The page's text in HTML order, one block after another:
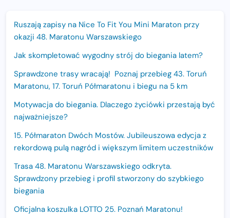
Ruszają zapisy na Nice To Fit You Mini Maraton przy
okazji 48. Maratonu Warszawskiego
Jak skompletować wygodny strój do biegania latem?
Sprawdzone trasy wracają! Poznaj przebieg 43. Toruń
Maratonu, 17. Toruń Półmaratonu i biegu na 5 km
Motywacja do biegania. Dlaczego życiówki przestają być
najważniejsze?
15. Półmaraton Dwóch Mostów. Jubileuszowa edycja z
rekordową pulą nagród i większym limitem uczestników
Trasa 48. Maratonu Warszawskiego odkryta.
Sprawdzony przebieg i profil stworzony do szybkiego
biegania
Oficjalna koszulka LOTTO 25. Poznań Maratonu!